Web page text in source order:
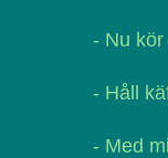
- Nu kör
- Håll
- Med